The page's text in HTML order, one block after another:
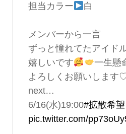
担当カラー
白
メンバーから一言
ずっと憧れてたアイド
嬉しいです
一生懸
よろしくお願いします
next…
6/16(水)19:00#拡散希望
pic.twitter.com/